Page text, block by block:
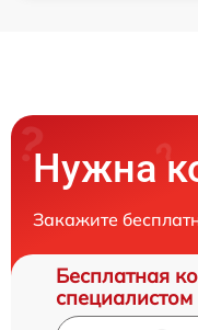
Нужна
Закажите
Бесплатная
специалистом